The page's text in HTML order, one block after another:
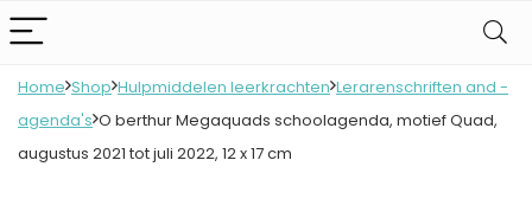
Home Shop Hulpmiddelen leerkrachten Lerarenschriften and -
agenda's O berthur Megaquads schoolagenda, motief Quad,
augustus 2021 tot juli 2022, 12 x 17 cm